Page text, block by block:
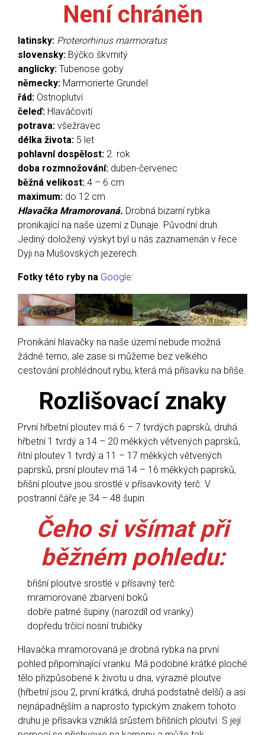
Není chráněn
latinsky: Proterorhinus marmoratus
slovensky: Býčko škvrnitý
anglicky: Tubenose goby
německy: Marmorierte Grundel
řád: Ostnoplutví
čeleď: Hlaváčovití
potrava: všežravec
délka života: 5 let
pohlavní dospělost: 2. rok
doba rozmnožování: duben-červenec
běžná velikost: 4 – 6 cm
maximum: do 12 cm
Hlavačka Mramorovaná. Drobná bizarní rybka
pronikající na naše území z Dunaje. Původní druh.
Jediný doložený výskyt byl u nás zaznamenán v řece
Dyji na Mušovských jezerech.
Fotky této ryby na Google:
Pronikání hlavačky na naše území nebude možná
žádné terno, ale zase si můžeme bez velkého
cestování prohlédnout rybu, která má přísavku na břiše.
Rozlišovací znaky
První hřbetní ploutev má 6 – 7 tvrdých paprsků, druhá
hřbetní 1 tvrdý a 14 – 20 měkkých větvených paprsků,
řitní ploutev 1 tvrdý a 11 – 17 měkkých větvených
paprsků, prsní ploutev má 14 – 16 měkkých paprsků,
břišní ploutve jsou srostlé v přísavkovitý terč. V
postranní čáře je 34 – 48 šupin.
Čeho si všímat při
běžném pohledu:
břišní ploutve srostlé v přísavný terč
mramorované zbarvení boků
dobře patrné šupiny (narozdíl od vranky)
dopředu trčící nosní trubičky
Hlavačka mramorovaná je drobná rybka na první
pohled připomínající vranku. Má podobné krátké ploché
tělo přizpůsobené k životu u dna, výrazné ploutve
(hřbetní jsou 2, první krátká, druhá podstatně delší) a asi
nejnápadnějším a naprosto typickým znakem tohoto
druhu je přísavka vzniklá srůstem břišních ploutví. S její